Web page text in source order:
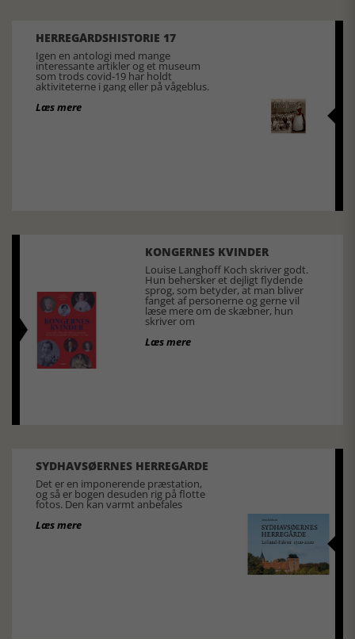
HERREGÅRDSHISTORIE 17
Igen en antologi med mange
interessante artikler og et museum
som trods covid-19 har holdt
aktiviteterne i gang eller på vågeblus.
Læs mere
KONGERNES KVINDER
Louise Langhoff Koch skriver godt.
Hun behersker et dejligt flydende
sprog, som betyder, at man bliver
fanget af personerne og gerne vil
læse mere om de skæbner, hun
skriver om
Læs mere
SYDHAVSØERNES HERREGÅRDE
Det er en imponerende præstation,
og så er bogen desuden rig på flotte
fotos. Den kan varmt anbefales
Læs mere